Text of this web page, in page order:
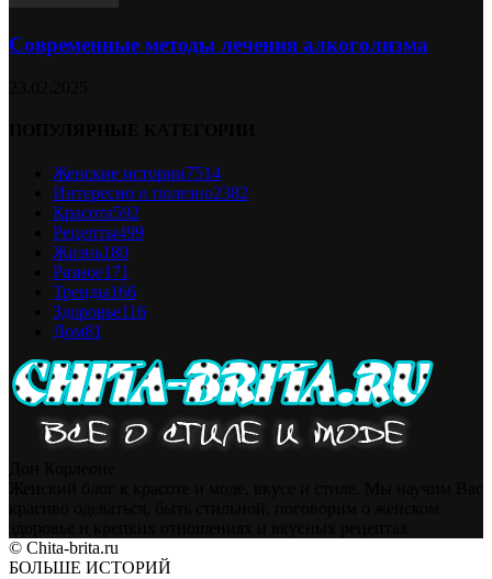
Современные методы лечения алкоголизма
Женские истории7514
Интересно и полезно2382
Красота592
Рецепты499
Жизнь180
Разное171
Тренды166
Здоровье116
Дом81
© Chita-brita.ru
БОЛЬШЕ ИСТОРИЙ